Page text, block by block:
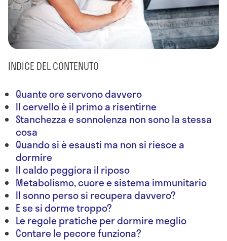
INDICE DEL CONTENUTO
Quante ore servono davvero
Il cervello è il primo a risentirne
Stanchezza e sonnolenza non sono la stessa
cosa
Quando si è esausti ma non si riesce a
dormire
Il caldo peggiora il riposo
Metabolismo, cuore e sistema immunitario
Il sonno perso si recupera davvero?
E se si dorme troppo?
Le regole pratiche per dormire meglio
Contare le pecore funziona?